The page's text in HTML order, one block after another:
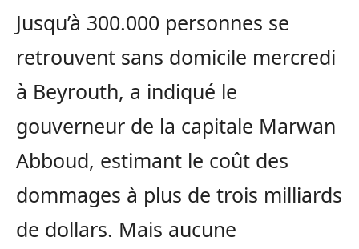
Jusqu’à 300.000 personnes se
retrouvent sans domicile mercredi
à Beyrouth, a indiqué le
gouverneur de la capitale Marwan
Abboud, estimant le coût des
dommages à plus de trois milliards
de dollars. Mais aucune